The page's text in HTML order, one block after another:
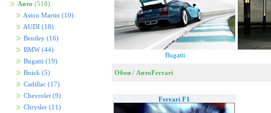
Авто (518)
Aston Martin (10)
AUDI (18)
Bentley (16)
BMW(44)
Bugatti (19)
Buick (5)
Cadillac (17)
Chevrolet (9)
Chrysler (11)
Bugatti
Обои / АвтоFerrari
Ferrari F1